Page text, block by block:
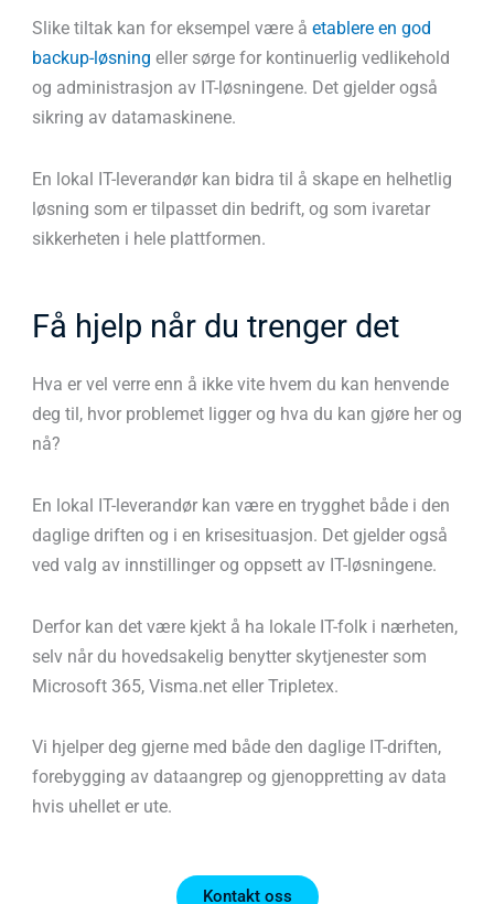
Slike tiltak kan for eksempel være å etablere en god
backup-løsning eller sørge for kontinuerlig vedlikehold
og administrasjon av IT-løsningene. Det gjelder også
sikring av datamaskinene.
En lokal IT-leverandør kan bidra til å skape en helhetlig
løsning som er tilpasset din bedrift, og som ivaretar
sikkerheten i hele plattformen.
Få hjelp når du trenger det
Hva er vel verre enn å ikke vite hvem du kan henvende
deg til, hvor problemet ligger og hva du kan gjøre her og
nå?
En lokal IT-leverandør kan være en trygghet både i den
daglige driften og i en krisesituasjon. Det gjelder også
ved valg av innstillinger og oppsett av IT-løsningene.
Derfor kan det være kjekt å ha lokale IT-folk i nærheten,
selv når du hovedsakelig benytter skytjenester som
Microsoft 365, Visma.net eller Tripletex.
Vi hjelper deg gjerne med både den daglige IT-driften,
forebygging av dataangrep og gjenoppretting av data
hvis uhellet er ute.
Kontakt oss